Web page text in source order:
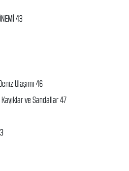
43
Ulaşımı 46
ve Sandallar 47